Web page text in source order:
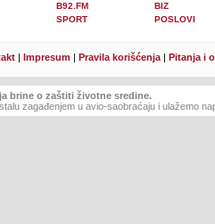
B92.FM
BIZ
SPORT POSLOVI
| Impresum | Pravila korišćenja | Pitanja i
brine o zaštiti životne sredine.
zagađenjem u avio-saobraćaju i ulažemo